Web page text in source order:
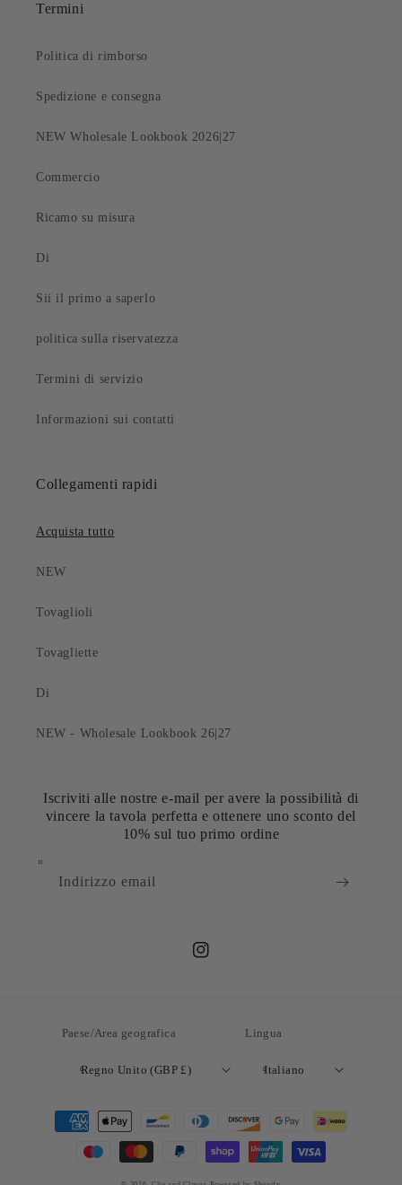
Termini
Politica di rimborso
Spedizione e consegna
NEW Wholesale Lookbook 2026|27
Commercio
Ricamo su misura
Di
Sii il primo a saperlo
politica sulla riservatezza
Termini di servizio
Informazioni sui contatti
Collegamenti rapidi
Acquista tutto
NEW
Tovaglioli
Tovagliette
Di
NEW - Wholesale Lookbook 26|27
Iscriviti alle nostre e-mail per avere la possibilità di
vincere la tavola perfetta e ottenere uno sconto del
10% sul tuo primo ordine
Indirizzo email
Instagram
Paese/Area geografica
Regno Unito (GBP £)
Lingua
Italiano
Metodi
pagamento